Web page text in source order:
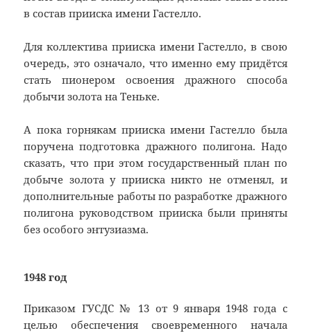
в состав прииска имени Гастелло.
Для коллектива прииска имени Гастелло, в свою
очередь, это означало, что именно ему придётся
стать пионером освоения дражного способа
добычи золота на Теньке.
А пока горнякам прииска имени Гастелло была
поручена подготовка дражного полигона. Надо
сказать, что при этом государственный план по
добыче золота у прииска никто не отменял, и
дополнительные работы по разработке дражного
полигона руководством прииска были приняты
без особого энтузиазма.
1948 год
Приказом ГУСДС № 13 от 9 января 1948 года с
целью обеспечения своевременного начала